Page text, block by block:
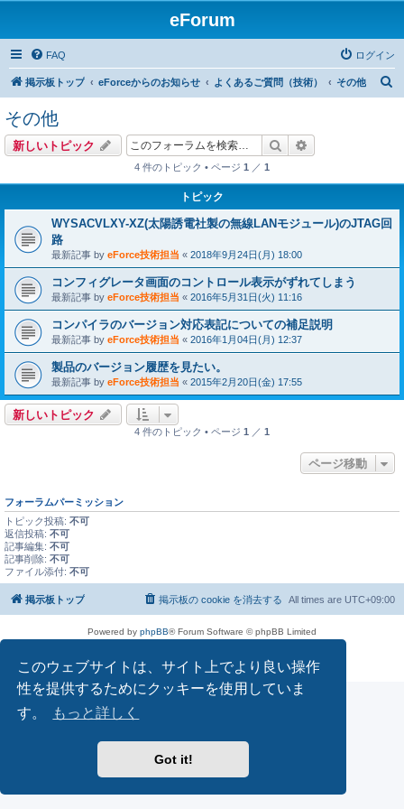
このウェブサイトは、サイト上でより良い操作
性を提供するためにクッキーを使用していま
す。
もっと詳しく
Got it!
eForum
FAQ ログイン
掲示板トップ eForceからのお知らせ よくあるご質問（技術） その他
その他
新しいトピック 検索
4 件のトピック • ページ 1 ／ 1
トピック
WYSACVLXY-XZ(太陽誘電社製の無線LANモジュール)のJTAG回
路
最新記事 by eForce技術担当 « 2018年9月24日(月) 18:00
コンフィグレータ画面のコントロール表示がずれてしまう
最新記事 by eForce技術担当 « 2016年5月31日(火) 11:16
コンパイラのバージョン対応表記についての補足説明
最新記事 by eForce技術担当 « 2016年1月04日(月) 12:37
製品のバージョン履歴を見たい。
最新記事 by eForce技術担当 « 2015年2月20日(金) 17:55
新しいトピック
4 件のトピック • ページ 1 ／ 1
ページ移動
フォーラムパーミッション
トピック投稿: 不可
返信投稿: 不可
記事編集: 不可
記事削除: 不可
ファイル添付: 不可
掲示板トップ All times are UTC+09:00
掲示板の cookie を消去する
Powered by phpBB® Forum Software © phpBB Limited
プライバシーについて|利用規約